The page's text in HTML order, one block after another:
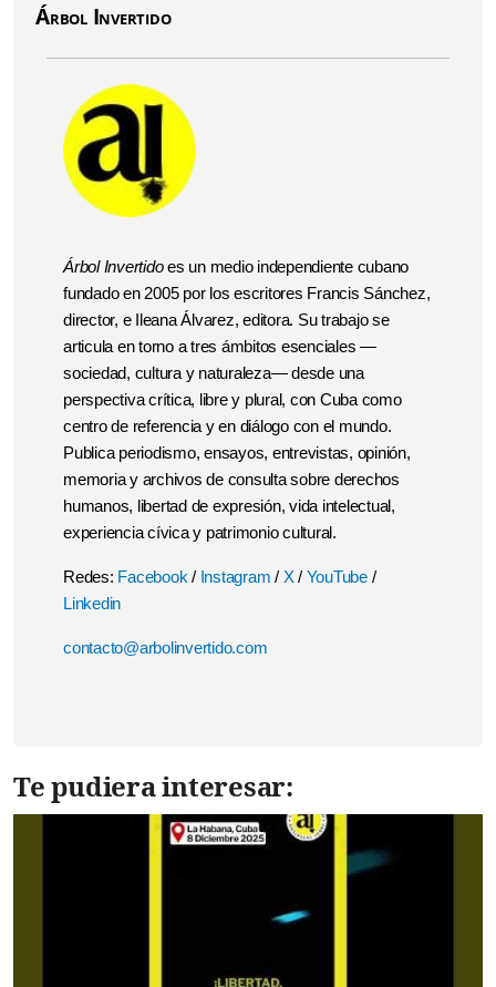
Árbol Invertido
Árbol Invertidoes un medio independiente cubano
fundado en 2005 por los escritores Francis Sánchez,
director, e Ileana Álvarez, editora. Su trabajo se
articula en torno a tres ámbitos esenciales —
sociedad, cultura y naturaleza— desde una
perspectiva crítica, libre y plural, con Cuba como
centro de referencia y en diálogo con el mundo.
Publica periodismo, ensayos, entrevistas, opinión,
memoria y archivos de consulta sobre derechos
humanos, libertad de expresión, vida intelectual,
experiencia cívica y patrimonio cultural.
Redes: Facebook / Instagram / X/ YouTube /
Linkedin
contacto@arbolinvertido.com
Te pudiera interesar: